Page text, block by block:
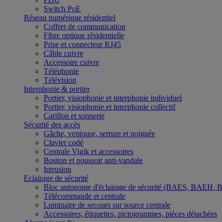
Switch PoE
Réseau numérique résidentiel
Coffret de communication
Fibre optique résidentielle
Prise et connecteur RJ45
Câble cuivre
Accessoire cuivre
Téléphonie
Télévision
Interphonie & portier
Portier, visiophonie et interphonie individuel
Portier, visiophonie et interphonie collectif
Carillon et sonnerie
Sécurité des accès
Gâche, ventouse, serrure et poignée
Clavier codé
Centrale Vigik et accessoires
Bouton et poussoir anti-vandale
Intrusion
Eclairage de sécurité
Bloc autonome d'éclairage de sécurité (BAES,
Télécommande et centrale
Luminaire de secours sur source centrale
Accessoires, étiquettes, pictogrammes, pièces détachées